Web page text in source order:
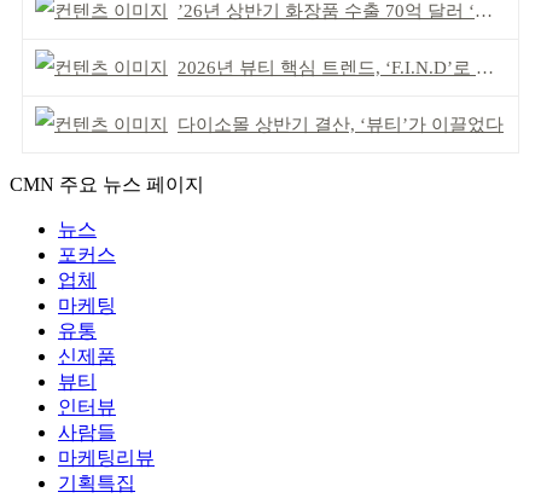
’26년 상반기 화장품 수출 70억 달러 ‘역대 최고’
2026년 뷰티 핵심 트렌드, ‘F.I.N.D’로 읽는다
다이소몰 상반기 결산, ‘뷰티’가 이끌었다
CMN 주요 뉴스 페이지
뉴스
포커스
업체
마케팅
유통
신제품
뷰티
인터뷰
사람들
마케팅리뷰
기획특집